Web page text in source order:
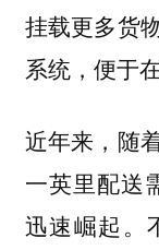
挂载更多货
系统，便于
近年来，随
一英里配送
迅速崛起。